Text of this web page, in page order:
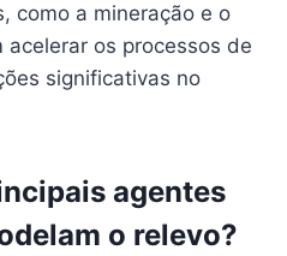
como a mineração e o
os processos de
significativas no
agentes
o relevo?